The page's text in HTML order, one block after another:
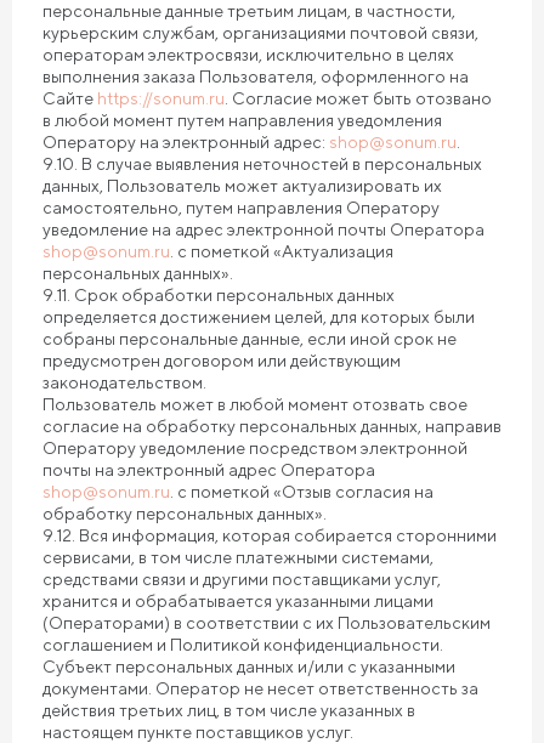
персональные данные третьим лицам, в частности,
курьерским службам, организациями почтовой связи,
операторам электросвязи, исключительно в целях
выполнения заказа Пользователя, оформленного на
Сайте https://sonum.ru . Согласие может быть отозвано
в любой момент путем направления уведомления
Оператору на электронный адрес: shop@sonum.ru
9.10. В случае выявления неточностей в персональных
данных, Пользователь может актуализировать их
самостоятельно, путем направления Оператору
уведомление на адрес электронной почты Оператора
shop@sonum.ru . с пометкой «Актуализация
персональных данных».
9.11. Срок обработки персональных данных
определяется достижением целей, для которых были
собраны персональные данные, если иной срок не
предусмотрен договором или действующим
законодательством.
Пользователь может в любой момент отозвать свое
согласие на обработку персональных данных, направив
Оператору уведомление посредством электронной
почты на электронный адрес Оператора
shop@sonum.ru . с пометкой «Отзыв согласия на
обработку персональных данных».
9.12. Вся информация, которая собирается сторонними
сервисами, в том числе платежными системами,
средствами связи и другими поставщиками услуг,
хранится и обрабатывается указанными лицами
(Операторами) в соответствии с их Пользовательским
соглашением и Политикой конфиденциальности.
Субъект персональных данных и/или с указанными
документами. Оператор не несет ответственность за
действия третьих лиц, в том числе указанных в
настоящем пункте поставщиков услуг.